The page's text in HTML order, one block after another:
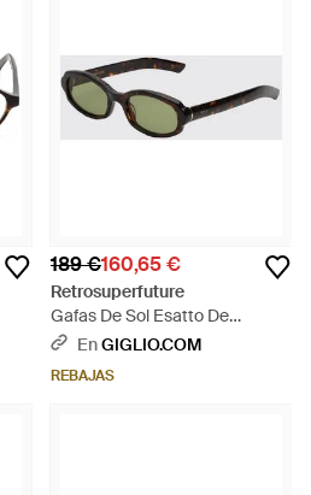
189 €160,65 €
Retrosuperfuture
Gafas De Sol Esatto De
Ovaladas En Acetato Carey -
EnGIGLIO.COM
REBAJAS